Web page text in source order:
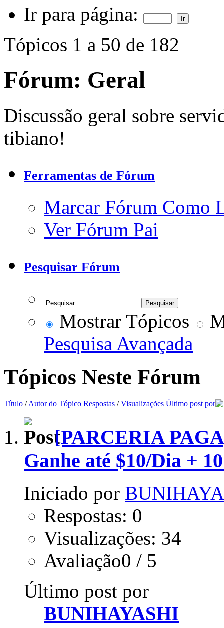
Ir para página:
Tópicos 1 a 50 de 182
Fórum: Geral
Discussão geral sobre
tibiano!
Ferramentas de Fórum
Marcar Fórum Como
Ver Fórum Pai
Pesquisar Fórum
Mostrar Tópicos
Pesquisa Avançada
Tópicos Neste Fórum
Título /Autor do Tópico Respostas /Visualizações Último post por
[PARCERIA
Ganhe até $10/Dia +
Iniciado por
Respostas: 0
Visualizações: 34
Avaliação0 / 5
Último post por
BUNIHAYASHI